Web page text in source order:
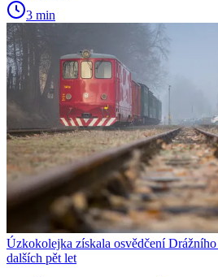
3 min
Úzkokolejka získala osvědčení Drážního
dalších pět let